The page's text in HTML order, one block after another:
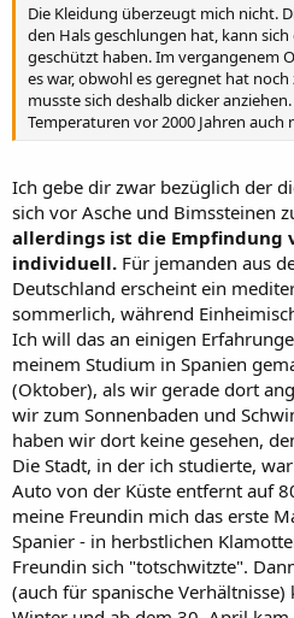
Die Kleidung überzeugt mich nicht.
den Hals geschlungen hat, kann
geschützt haben. Im vergangenem
es war, obwohl es geregnet hat
musste sich deshalb dicker
Temperaturen vor 2000 Jahren auch
Ich gebe dir zwar bezüglich der
sich vor Asche und Bimssteinen
allerdings ist die Empfindung
individuell. Für jemanden aus
Deutschland erscheint ein
sommerlich, während
Ich will das an einigen
meinem Studium in Spanien
(Oktober), als wir gerade dort
wir zum Sonnenbaden und
haben wir dort keine gesehen,
Die Stadt, in der ich studierte,
Auto von der Küste entfernt auf
meine Freundin mich das erste
Spanier - in herbstlichen
Freundin sich "totschwitzte".
(auch für spanische